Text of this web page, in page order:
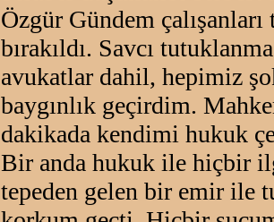
Özgür Gündem
bırakıldı. Savcı
avukatlar dahil, hepimiz
baygınlık geçirdim.
dakikada kendimi hukuk
Bir anda hukuk ile hiçbir
tepeden gelen bir emir ile